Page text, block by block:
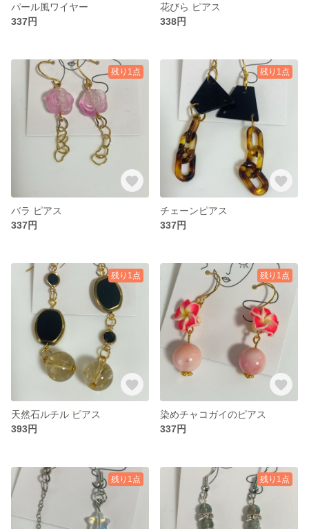
パール風ワイヤー
337円
花びら ピアス
338円
残り1点
バラ ピアス
337円
残り1点
チェーンピアス
337円
残り1点
天然石ルチル ピアス
393円
残り1点
染めチャコガイのピアス
337円
残り1点 残り1点